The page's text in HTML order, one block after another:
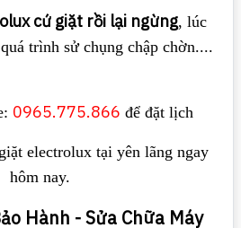
cứ giặt rồi lại ngừng, lúc
trình sử chụng chập chờn....
0965.775.866 để đặt lịch
electrolux tại yên lãng ngay
hôm nay.
Hành - Sửa Chữa Máy